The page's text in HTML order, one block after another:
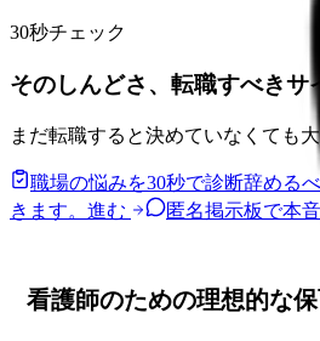
30秒チェック
そのしんどさ、転職すべきサ
まだ転職すると決めていなくても
職場の悩みを30秒で診断辞める
きます。 進む 匿名掲示板で本音
看護師のための理想的な